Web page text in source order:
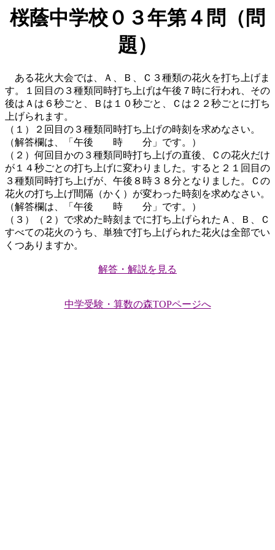
桜蔭中学校０３年第４問（問
題）
ある花火大会では、Ａ、Ｂ、Ｃ３種類の花火を打ち上げま
す。１回目の３種類同時打ち上げは午後７時に行われ、その
後はＡは６秒ごと、Ｂは１０秒ごと、Ｃは２２秒ごとに打ち
上げられます。
（１）２回目の３種類同時打ち上げの時刻を求めなさい。
（解答欄は、「午後 時 分」です。）
（２）何回目かの３種類同時打ち上げの直後、Ｃの花火だけ
が１４秒ごとの打ち上げに変わりました。すると２１回目の
３種類同時打ち上げが、午後８時３８分となりました。Ｃの
花火の打ち上げ間隔（かく）が変わった時刻を求めなさい。
（解答欄は、「午後 時 分」です。）
（３）（２）で求めた時刻までに打ち上げられたＡ、Ｂ、Ｃ
すべての花火のうち、単独で打ち上げられた花火は全部でい
くつありますか。
解答・解説を見る
中学受験・算数の森TOPページへ